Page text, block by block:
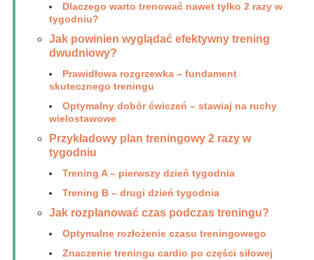
Dlaczego warto trenować nawet tylko 2 razy w
tygodniu?
Jak powinien wyglądać efektywny trening
dwudniowy?
Prawidłowa rozgrzewka – fundament
skutecznego treningu
Optymalny dobór ćwiczeń – stawiaj na ruchy
wielostawowe
Przykładowy plan treningowy 2 razy w
tygodniu
Trening A – pierwszy dzień tygodnia
Trening B – drugi dzień tygodnia
Jak rozplanować czas podczas treningu?
Optymalne rozłożenie czasu treningowego
Znaczenie treningu cardio po części siłowej